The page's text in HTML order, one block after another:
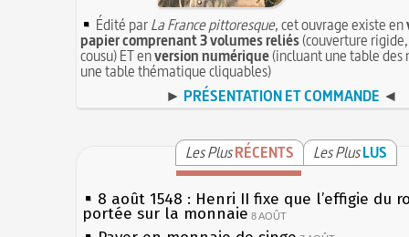
Édité parLa France pittoresque, cet ouvrage existe en
papier comprenant 3 volumes reliés(couverture
cousu) ET enversion numérique(incluant une table des
une table thématique cliquables)
► PRÉSENTATION ET COMMANDE ◄
Les PlusRÉCENTS Les PlusLUS
8 août 1548 : Henri II fixe que l’effigie du
portée sur la monnaie 8 AOÛT